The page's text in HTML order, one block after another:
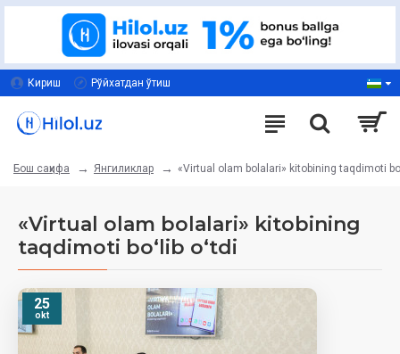
Кириш Рўйхатдан ўтиш
Бош саҳифа Янгиликлар «Virtual olam bolalari» kitobining taqdimoti
«Virtual olam bolalari» kitobining
taqdimoti boʻlib oʻtdi
25
okt